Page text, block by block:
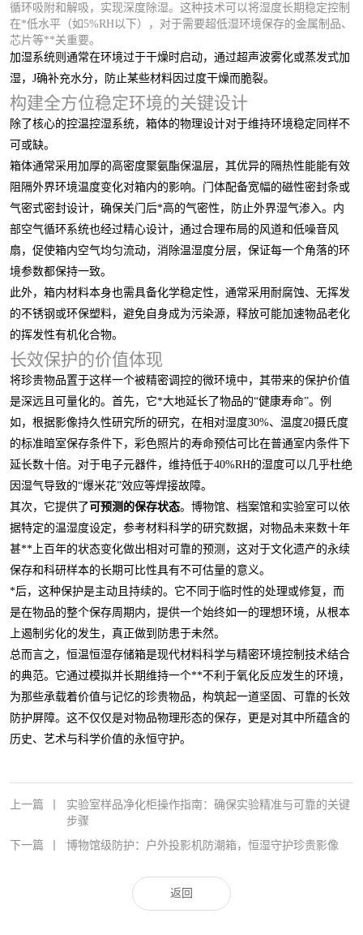
循环吸附和解吸，实现深度除湿。这种技术可以将湿度长期稳定控制
在*低水平（如5%RH以下），对于需要超低湿环境保存的金属制品、
芯片等**关重要。
加湿系统则通常在环境过于干燥时启动，通过超声波雾化或蒸发式加
湿，J确补充水分，防止某些材料因过度干燥而脆裂。
构建全方位稳定环境的关键设计
除了核心的控温控湿系统，箱体的物理设计对于维持环境稳定同样不
可或缺。
箱体通常采用加厚的高密度聚氨酯保温层，其优异的隔热性能能有效
阻隔外界环境温度变化对箱内的影响。门体配备宽幅的磁性密封条或
气密式密封设计，确保关门后*高的气密性，防止外界湿气渗入。内
部空气循环系统也经过精心设计，通过合理布局的风道和低噪音风
扇，促使箱内空气均匀流动，消除温湿度分层，保证每一个角落的环
境参数都保持一致。
此外，箱内材料本身也需具备化学稳定性，通常采用耐腐蚀、无挥发
的不锈钢或环保塑料，避免自身成为污染源，释放可能加速物品老化
的挥发性有机化合物。
长效保护的价值体现
将珍贵物品置于这样一个被精密调控的微环境中，其带来的保护价值
是深远且可量化的。首先，它*大地延长了物品的“健康寿命”。例
如，根据影像持久性研究所的研究，在相对湿度30%、温度20摄氏度
的标准暗室保存条件下，彩色照片的寿命预估可比在普通室内条件下
延长数十倍。对于电子元器件，维持低于40%RH的湿度可以几乎杜绝
因湿气导致的“爆米花”效应等焊接故障。
其次，它提供了 可预测的保存状态。博物馆、档案馆和实验室可以依
据特定的温湿度设定，参考材料科学的研究数据，对物品未来数十年
甚**上百年的状态变化做出相对可靠的预测，这对于文化遗产的永续
保存和科研样本的长期可比性具有不可估量的意义。
*后，这种保护是主动且持续的。它不同于临时性的处理或修复，而
是在物品的整个保存周期内，提供一个始终如一的理想环境，从根本
上遏制劣化的发生，真正做到防患于未然。
总而言之，恒温恒湿存储箱是现代材料科学与精密环境控制技术结合
的典范。它通过模拟并长期维持一个**不利于氧化反应发生的环境，
为那些承载着价值与记忆的珍贵物品，构筑起一道坚固、可靠的长效
防护屏障。这不仅仅是对物品物理形态的保存，更是对其中所蕴含的
历史、艺术与科学价值的永恒守护。
上一篇
实验室样品净化柜操作指南：确保实验精准与可靠的关键
步骤
下一篇
博物馆级防护：户外投影机防潮箱，恒湿守护珍贵影像
返回